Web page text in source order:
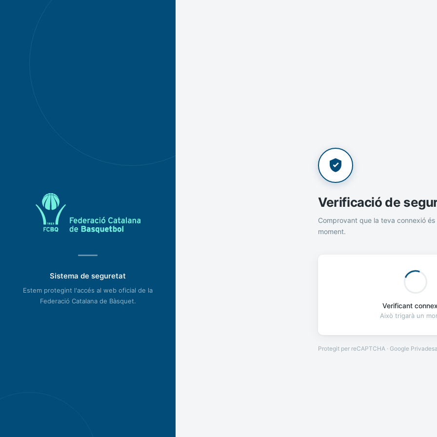
Sistema de seguretat
Estem protegint l'accés al web oficial de la
Federació Catalana de Bàsquet.
Verificació de
Comprovant que la teva connexió és
moment.
Verificant
Això trigarà un
Protegit per reCAPTCHA · Google Privadesa